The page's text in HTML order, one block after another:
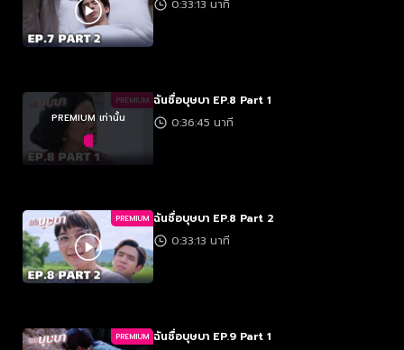
0:33:13 นาที
PREMIUM
PREMIUM เท่านั้น
ฉันชื่อบุษบา EP.8 Part 1
0:36:45 นาที
PREMIUM ฉันชื่อบุษบา EP.8 Part 2
0:33:13 นาที
PREMIUM ฉันชื่อบุษบา EP.9 Part 1